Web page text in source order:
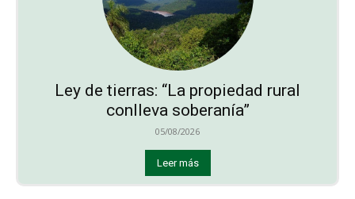
Ley de tierras: “La propiedad rural
conlleva soberanía”
05/08/2026
Leer más